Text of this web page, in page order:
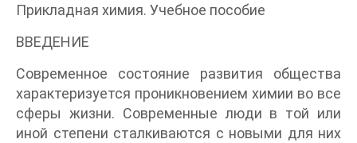
Прикладная химия. Учебное пособие
ВВЕДЕНИЕ
Современное состояние развития общества
характеризуется проникновением химии во все
сферы жизни. Современные люди в той или
иной степени сталкиваются с новыми для них